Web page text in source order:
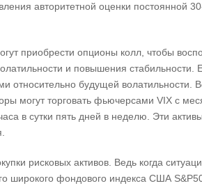
авторитетной оценки постоянной
приобрести опционы колл, чтобы
и повышения стабильности.
относительно будущей волатильности.
могут торговать фьючерсами VIX с
в сутки пять дней в неделю. Эти
рисковых активов. Ведь когда
широкого фондового индекса США